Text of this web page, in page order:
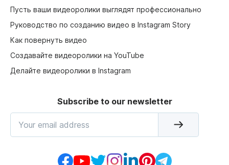
Пусть ваши видеоролики выглядят профессионально
Руководство по созданию видео в Instagram Story
Как повернуть видео
Создавайте видеоролики на YouTube
Делайте видеоролики в Instagram
Subscribe to our newsletter